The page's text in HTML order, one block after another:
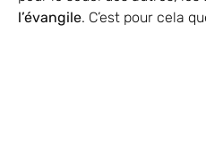
l’évangile. C’est pour cela